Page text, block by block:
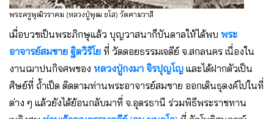
พระครูพุฒิวราคม (หลวงปู่พุฒ ยโส) วัดคามวาสี
เมื่อบวชเป็นพระภิกษุแล้ว บุญวาสนาก็บันดาลให้ได้พบ พระ
อาจารย์สมชาย ฐิตวิริโย ที่ วัดดอยธรรมเจดีย์ จ.สกลนคร เนื่องใน
งานฌาปนกิจศพของ หลวงปู่กงมา จิรปุญโญ และได้ฝากตัวเป็น
ศิษย์ที่ ถ้ำเป็ด ติดตามท่านพระอาจารย์สมชาย ออกเดินธุดงค์ไปในที่
ต่าง ๆ แล้วยังได้ย้อนกลับมาที่ จ.อุดรธานี ร่วมพิธีพระราชทาน